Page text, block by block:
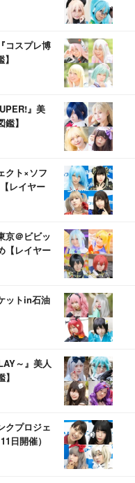
コスプレ博
』美
】
クト×ソフ
レイヤー
京＠ビビッ
【レイヤー
ットin石油
～』美人
クプロジェ
日開催）